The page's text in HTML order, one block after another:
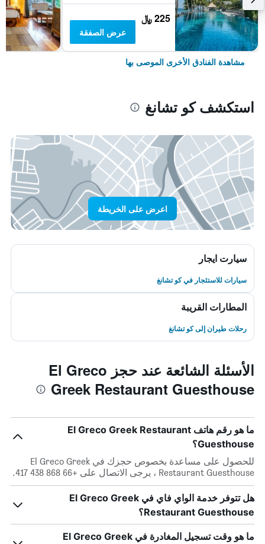
225 ﷼
عرض الصفقة
مشاهدة الفنادق الأخرى الموصى بها
استكشف كو تشانغ
اعرض على الخريطة
سيارت ايجار
سيارات للاستئجار في كو تشانغ
المطارات القريبة
رحلات طيران إلى كو تشانغ
الأسئلة الشائعة عند حجز El Greco
Greek Restaurant Guesthouse
ما هو رقم هاتف El Greco Greek Restaurant
Guesthouse؟
للحصول على مساعدة بخصوص حجزك في El Greco Greek
Restaurant Guesthouse ، يرجى الاتصال على +66 868 438 417.
هل تتوفر خدمة الواي فاي في El Greco Greek
Restaurant Guesthouse؟
ما هو وقت تسجيل المغادرة في El Greco Greek